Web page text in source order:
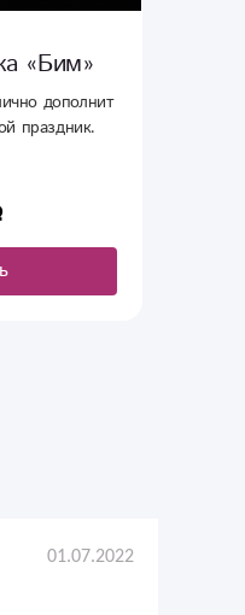
Открытка ручной
«С Днем
Красивые и необычные
01.07.2022